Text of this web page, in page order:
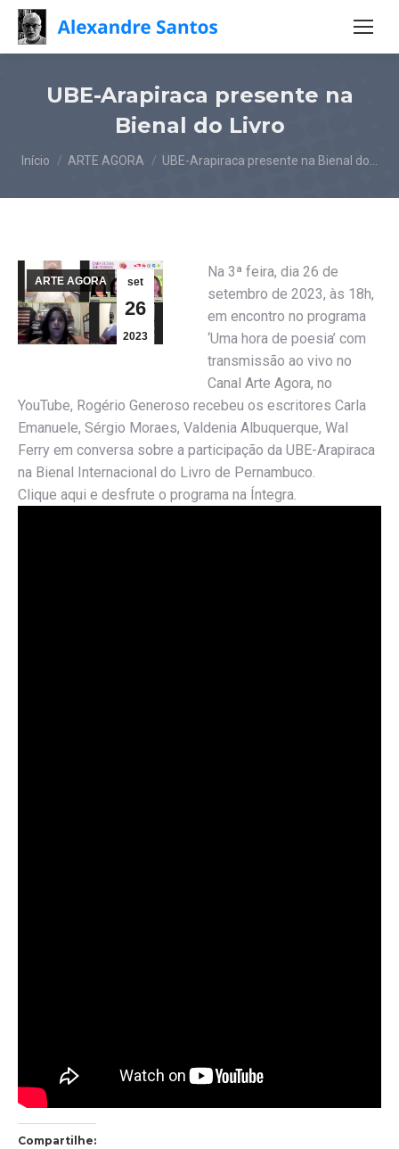
UBE-Arapiraca presente na
Bienal do Livro
Você está aqui:
Início ARTE AGORA UBE-Arapiraca presente na Bienal do…
set
26
2023
ARTE AGORA
Na 3ª feira, dia 26 de
setembro de 2023, às 18h,
em encontro no programa
‘Uma hora de poesia’ com
transmissão ao vivo no
Canal Arte Agora, no
YouTube, Rogério Generoso recebeu os escritores Carla
Emanuele, Sérgio Moraes, Valdenia Albuquerque, Wal
Ferry em conversa sobre a participação da UBE-Arapiraca
na Bienal Internacional do Livro de Pernambuco.
Clique aqui e desfrute o programa na Íntegra.
Compartilhe: